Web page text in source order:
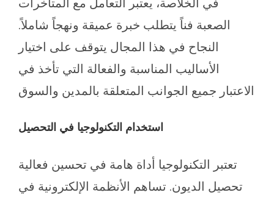
في الخلاصة، يعتبر التعامل مع المتأخرات
الصعبة فناً يتطلب خبرة عميقة ونهجاً شاملاً.
النجاح في هذا المجال يتوقف على اختيار
الأساليب المناسبة والفعالة التي تأخذ في
الاعتبار جميع الجوانب المتعلقة بالمدين والسوق
استخدام التكنولوجيا في التحصيل
تعتبر التكنولوجيا أداة هامة في تحسين فعالية
تحصيل الديون. تساهم الأنظمة الإلكترونية في